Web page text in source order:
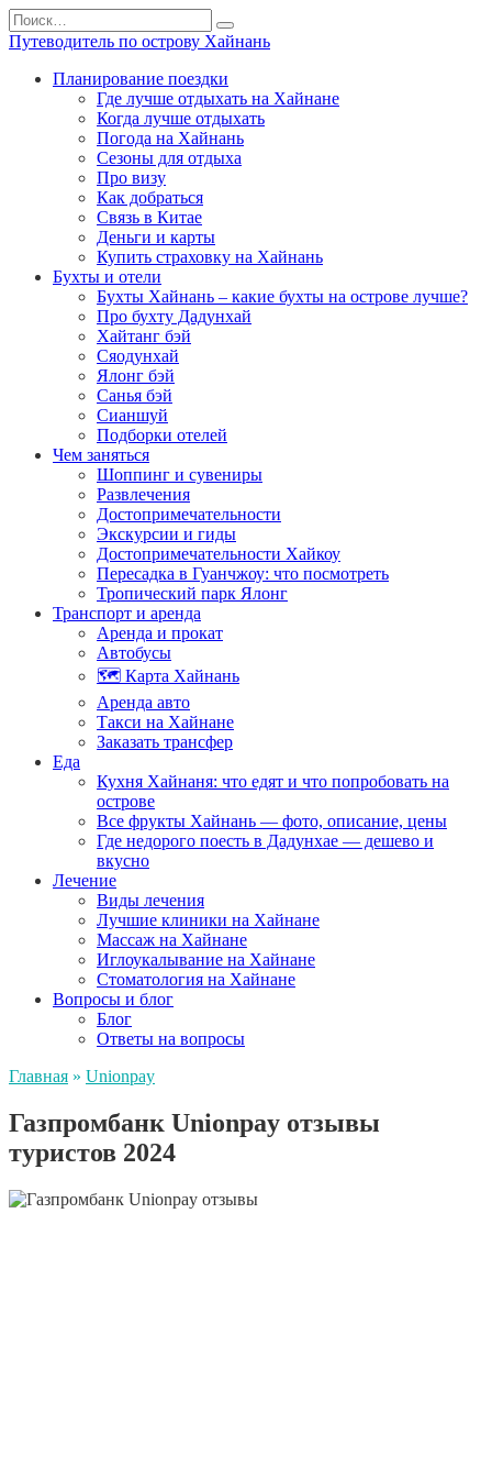
Перейти
к
содержанию
Search
for:
Путеводитель по острову Хайнань
Планирование поездки
Где лучше отдыхать на Хайнане
Когда лучше отдыхать
Погода на Хайнань
Сезоны для отдыха
Про визу
Как добраться
Связь в Китае
Деньги и карты
Купить страховку на Хайнань
Бухты и отели
Бухты Хайнань – какие бухты на острове лучше?
Про бухту Дадунхай
Хайтанг бэй
Сяодунхай
Ялонг бэй
Санья бэй
Сианшуй
Подборки отелей
Чем заняться
Шоппинг и сувениры
Развлечения
Достопримечательности
Экскурсии и гиды
Достопримечательности Хайкоу
Пересадка в Гуанчжоу: что посмотреть
Тропический парк Ялонг
Транспорт и аренда
Аренда и прокат
Автобусы
🗺️ Карта Хайнань
Аренда авто
Такси на Хайнане
Заказать трансфер
Еда
Кухня Хайнаня: что едят и что попробовать на
острове
Все фрукты Хайнань — фото, описание, цены
Где недорого поесть в Дадунхае — дешево и
вкусно
Лечение
Виды лечения
Лучшие клиники на Хайнане
Массаж на Хайнане
Иглоукалывание на Хайнане
Стоматология на Хайнане
Вопросы и блог
Блог
Ответы на вопросы
Главная » Unionpay
Газпромбанк Unionpay отзывы
туристов 2024